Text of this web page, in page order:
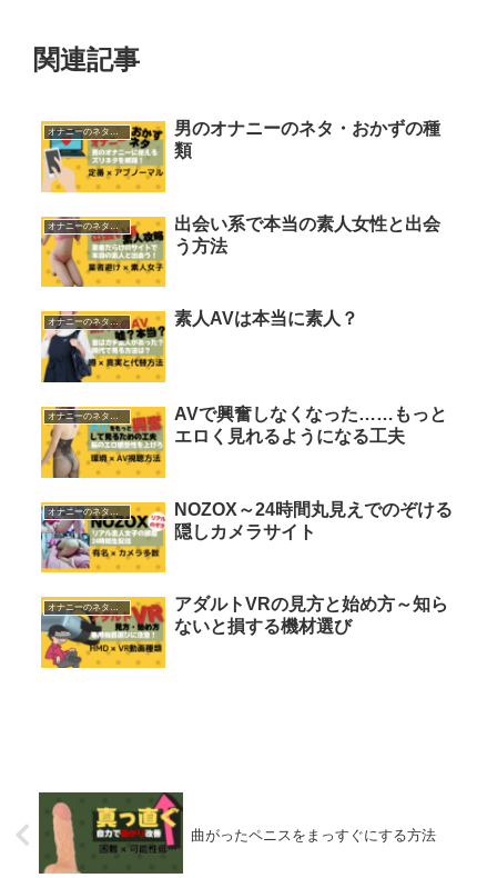
関連記事
男のオナニーのネタ・おかずの種
類
オナニーのネタ・おかず
出会い系で本当の素人女性と出会
う方法
オナニーのネタ・おかず 素人AVは本当に素人？
オナニーのネタ・おかず
AVで興奮しなくなった……もっと
エロく見れるようになる工夫
オナニーのネタ・おかず
NOZOX～24時間丸見えでのぞける
隠しカメラサイト
アダルトVRの見方と始め方～知ら
ないと損する機材選び
曲がったペニスをまっすぐにする方法